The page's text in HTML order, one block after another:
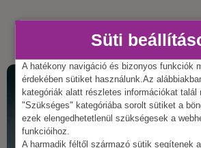
Süti
A hatékony navigáció és bizonyos funkciók
érdekében sütiket használunk.Az
kategóriák alatt részletes információkat talál
"Szükséges" kategóriába sorolt sütiket a
ezek elengedhetetlenül szükségesek a
funkcióihoz.
A harmadik féltől származó sütik segítenek